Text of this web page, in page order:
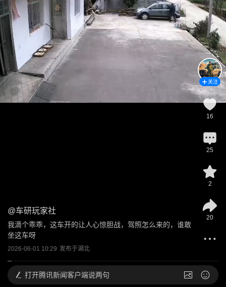
@车研玩家社
我滴个乖乖，这车开的让人心惊胆战，驾照怎么来的，谁敢
坐这车呀
2026-06-01 10:29 发布于湖北
关注
16
25
2
20
打开腾讯新闻客户端说两句